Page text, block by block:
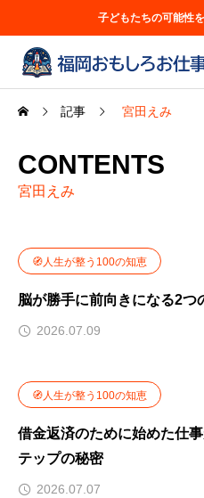
子どもたちの可能性
記事 宮田えみ
CONTENTS
宮田えみ
🧭人生が整う100の知恵
脳が勝手に前向きになる2つ
2026.07.09
🧭人生が整う100の知恵
借金返済のために始めた仕
テップの秘密
2026.07.07